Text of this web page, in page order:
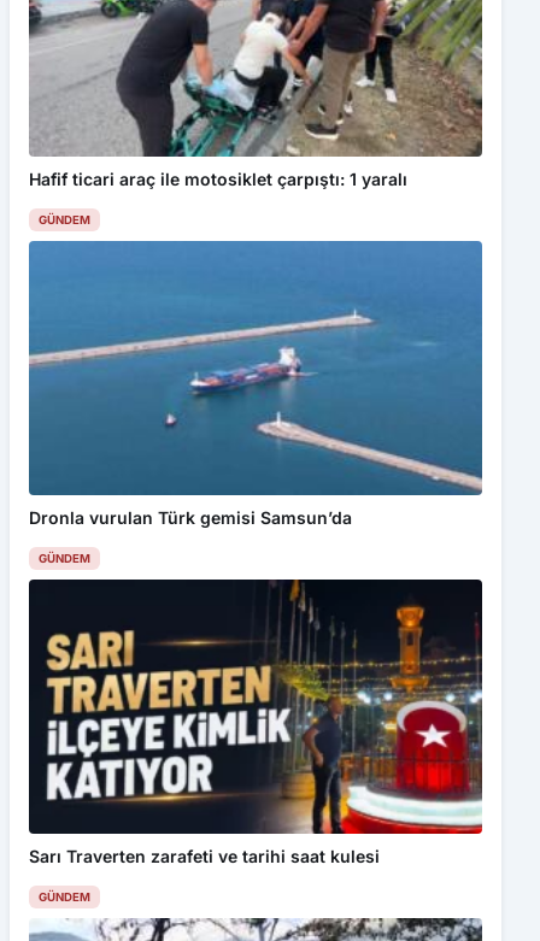
Hafif ticari araç ile motosiklet çarpıştı: 1 yaralı
GÜNDEM
Dronla vurulan Türk gemisi Samsun’da
GÜNDEM
Sarı Traverten zarafeti ve tarihi saat kulesi
GÜNDEM